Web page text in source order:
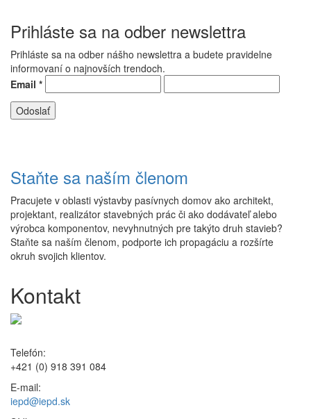
Prihláste sa na odber newslettra
Prihláste sa na odber nášho newslettra a budete pravidelne
informovaní o najnovších trendoch.
Email *
Staňte sa naším členom
Pracujete v oblasti výstavby pasívnych domov ako architekt,
projektant, realizátor stavebných prác či ako dodávateľ alebo
výrobca komponentov, nevyhnutných pre takýto druh stavieb?
Staňte sa naším členom, podporte ich propagáciu a rozšírte
okruh svojich klientov.
Kontakt
Telefón:
+421 (0) 918 391 084
E-mail:
iepd@iepd.sk